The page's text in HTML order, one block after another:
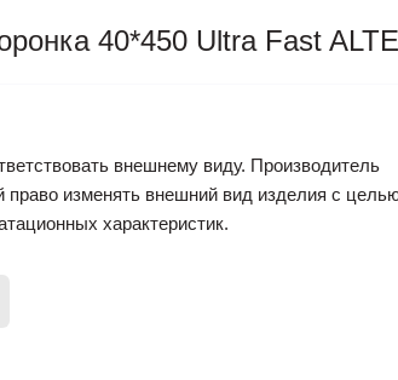
40*450 Ultra Fast
внешнему виду. Производитель
право изменять внешний вид изделия с
характеристик.